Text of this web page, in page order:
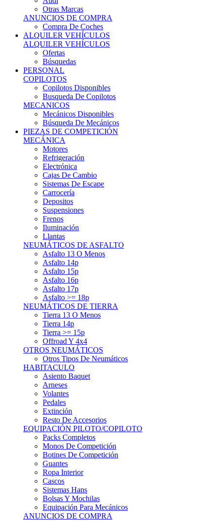
ANUNCIOS DE COMPRA
Compra De Coches
ALQUILER VEHÍCULOS
ALQUILER VEHÍCULOS
Ofertas
Búsquedas
PERSONAL
COPILOTOS
Copilotos Disponibles
Busqueda De Copilotos
MECANICOS
Mecánicos Disponibles
Búsqueda De Mecánicos
PIEZAS DE COMPETICIÓN
MECÁNICA
Motores
Refrigeración
Electrónica
Cajas De Cambio
Sistemas De Escape
Carrocería
Depositos
Suspensiones
Frenos
Iluminación
Llantas
NEUMÁTICOS DE ASFALTO
Asfalto 13 O Menos
Asfalto 14p
Asfalto 15p
Asfalto 16p
Asfalto 17p
Asfalto >= 18p
NEUMÁTICOS DE TIERRA
Tierra 13 O Menos
Tierra 14p
Tierra >= 15p
Offroad Y 4x4
OTROS NEUMÁTICOS
Otros Tipos De Neumáticos
HABITACULO
Asiento Baquet
Arneses
Volantes
Pedales
Extinción
Resto De Accesorios
EQUIPACIÓN PILOTO/COPILOTO
Packs Completos
Monos De Competición
Botines De Competición
Guantes
Ropa Interior
Cascos
Sistemas Hans
Bolsas Y Mochilas
Equipación Para Mecánicos
ANUNCIOS DE COMPRA
Compra De Piezas